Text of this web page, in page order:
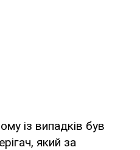
із випадків був
який за